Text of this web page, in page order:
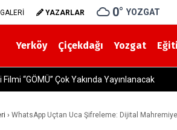
GALERİ YAZARLAR 0° YOZGAT
Yerköy Çiçekdağı Yozgat
Yerköy’de Öğretmen ve
› WhatsApp Uçtan Uca Şifreleme: Dijital